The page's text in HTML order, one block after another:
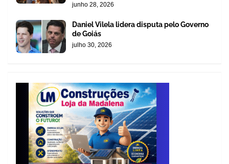
junho 28, 2026
Daniel Vilela lidera disputa pelo Governo
de Goiás
julho 30, 2026